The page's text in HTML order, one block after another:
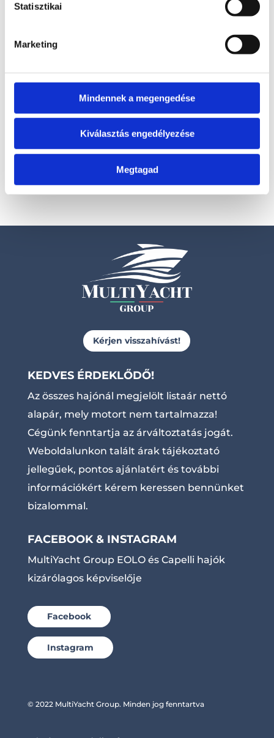
Statisztikai
Marketing
Mindennek a megengedése
Kiválasztás engedélyezése
Megtagad
A modell áráról a
A modell áráról a
letölthető aktuális
Kérjen visszahívást!
KEDVES ÉRDEKLŐDŐ!
Az összes hajónál megjelölt listaár nettó
alapár, mely motort nem tartalmazza!
Cégünk fenntartja az árváltoztatás jogát.
Weboldalunkon talált árak tájékoztató
jellegűek, pontos ajánlatért és további
információkért kérem keressen bennünket
bizalommal.
FACEBOOK & INSTAGRAM
MultiYacht Group EOLO és Capelli hajók
kizárólagos képviselője
Facebook
Instagram
© 2022 MultiYacht Group. Minden jog fenntartva